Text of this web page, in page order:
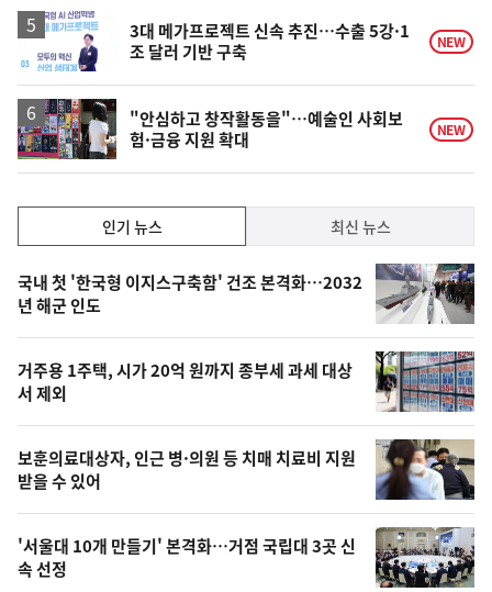
3대 메가프로젝트 신속 추진…수출 5강·1
조 달러 기반 구축
NEW
"안심하고 창작활동을"…예술인 사회보
험·금융 지원 확대
NEW
기,
최
신,
늘
의
영
상
오
인기 뉴스 최신 뉴스
기
뉴
스
국내 첫 '한국형 이지스구축함' 건조 본격화…2032
년 해군 인도
거주용 1주택, 시가 20억 원까지 종부세 과세 대상
서 제외
보훈의료대상자, 인근 병·의원 등 치매 치료비 지원
받을 수 있어
'서울대 10개 만들기' 본격화…거점 국립대 3곳 신
속 선정